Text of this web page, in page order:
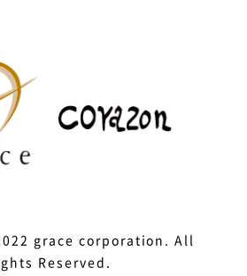
grace corporation. All
Reserved.